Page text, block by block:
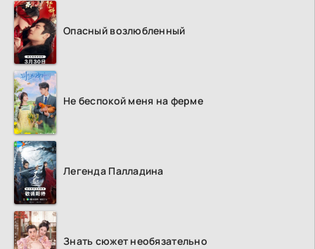
Опасный возлюбленный
Не беспокой меня на ферме
Легенда Палладина
Знать сюжет необязательно